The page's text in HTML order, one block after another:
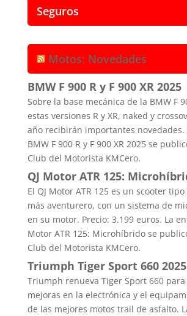
Seguros
Motos: Novedades
BMW F 900 R y F 900 XR 2025
Sobre la base mecánica de la BMW F
estas versiones R y XR, naked y
año recibirán importantes novedades.
BMW F 900 R y F 900 XR 2025 se
Club del Motorista KMCero.
QJ Motor ATR 125:
El QJ Motor ATR 125 es un scooter
más aventurero, con un sistema de
en su motor. Precio: 3.199 euros. La
Motor ATR 125: Microhíbrido se
Club del Motorista KMCero.
Triumph Tiger Sport 660 2025
Triumph renueva Tiger Sport 660 para
mejoras en la electrónica y el
de las mejores motos trail de asfalto.